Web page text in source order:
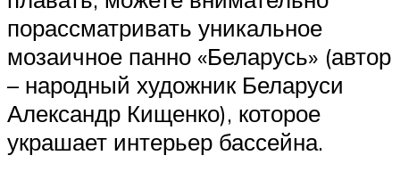
порассматривать уникальное
мозаичное панно «Беларусь» (автор
– народный художник Беларуси
Александр Кищенко), которое
украшает интерьер бассейна.